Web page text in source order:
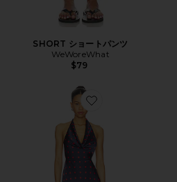
SHORT ショートパンツ
WeWoreWhat
$79
Favorite DRESS ドレス